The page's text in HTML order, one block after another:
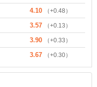
4.10 （+0.48）
3.57 （+0.13）
3.90 （+0.33）
3.67 （+0.30）